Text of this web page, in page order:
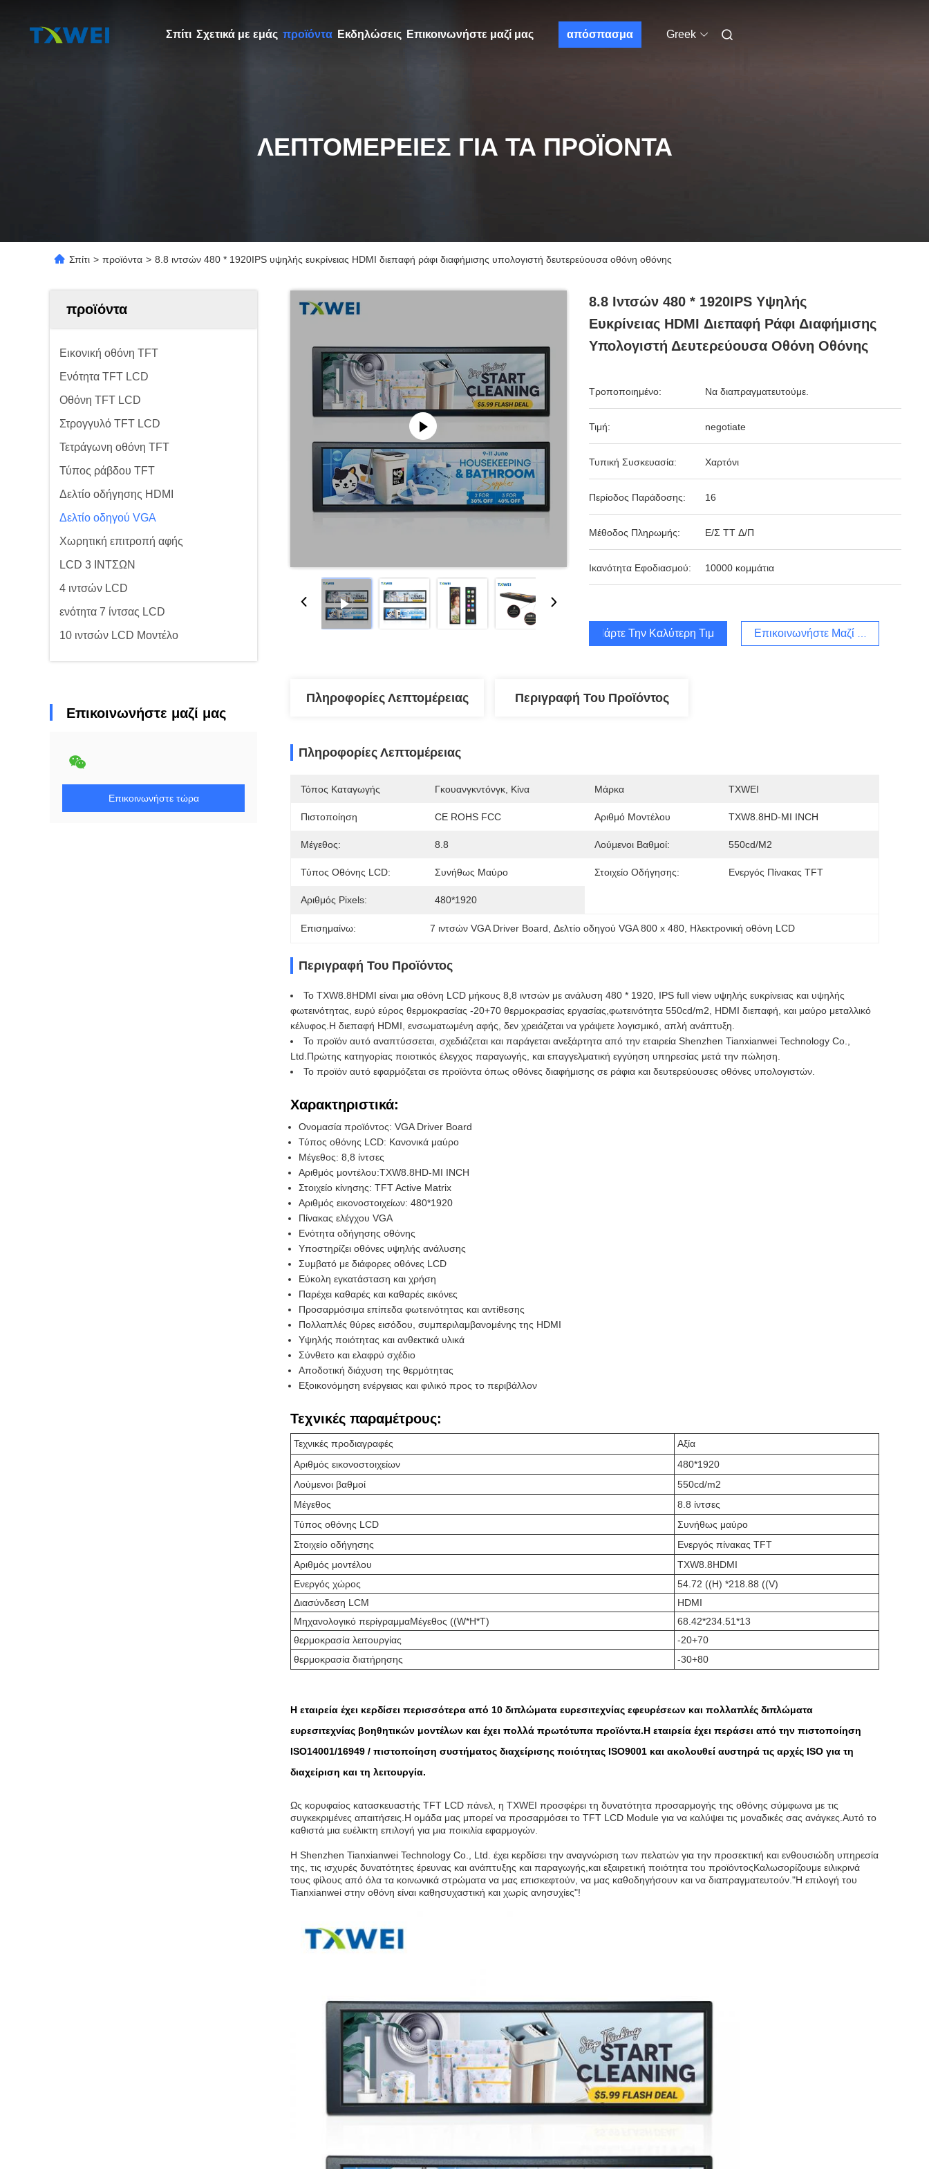
Σπίτι Σχετικά με εμάς προϊόντα Εκδηλώσεις Επικοινωνήστε μαζί μας απόσπασμα Greek
ΛΕΠΤΟΜΈΡΕΙΕΣ ΓΙΑ ΤΑ ΠΡΟΪΌΝΤΑ
Σπίτι > προϊόντα > 8.8 ιντσών 480 * 1920IPS υψηλής ευκρίνειας HDMI διεπαφή ράφι διαφήμισης υπολογιστή δευτερεύουσα οθόνη οθόνης
προϊόντα
Εικονική οθόνη TFT
Ενότητα TFT LCD
Οθόνη TFT LCD
Στρογγυλό TFT LCD
Τετράγωνη οθόνη TFT
Τύπος ράβδου TFT
Δελτίο οδήγησης HDMI
Δελτίο οδηγού VGA
Χωρητική επιτροπή αφής
LCD 3 ΙΝΤΣΩΝ
4 ιντσών LCD
ενότητα 7 ίντσας LCD
10 ιντσών LCD Μοντέλο
Επικοινωνήστε μαζί μας
Επικοινωνήστε τώρα
8.8 Ιντσών 480 * 1920IPS Υψηλής
Ευκρίνειας HDMI Διεπαφή Ράφι Διαφήμισης
Υπολογιστή Δευτερεύουσα Οθόνη Οθόνης
Τροποποιημένο: Να διαπραγματευτούμε.
Τιμή: negotiate
Τυπική Συσκευασία: Χαρτόνι
Περίοδος Παράδοσης: 16
Μέθοδος Πληρωμής: Ε/Σ TT Δ/Π
Ικανότητα Εφοδιασμού: 10000 κομμάτια
Πάρτε Την Καλύτερη Τιμή Επικοινωνήστε Μαζί Μας
Πληροφορίες Λεπτομέρειας Περιγραφή Του Προϊόντος
Πληροφορίες Λεπτομέρειας
Τόπος Καταγωγής Γκουανγκντόνγκ, Κίνα Μάρκα TXWEI
Πιστοποίηση CE ROHS FCC Αριθμό Μοντέλου TXW8.8HD-MI INCH
Μέγεθος: 8.8 Λούμενοι Βαθμοί: 550cd/m2
Τύπος Οθόνης LCD: Συνήθως Μαύρο Στοιχείο Οδήγησης: Ενεργός Πίνακας TFT
Αριθμός Pixels: 480*1920
Επισημαίνω: 7 ιντσών VGA Driver Board , Δελτίο οδηγού VGA 800 x 480 Ηλεκτρονική οθόνη LCD
Περιγραφή Του Προϊόντος
Το TXW8.8HDMI είναι μια οθόνη LCD μήκους 8,8 ιντσών με ανάλυση 480 * 1920, IPS full view υψηλής ευκρίνειας και υψηλής
φωτεινότητας, ευρύ εύρος θερμοκρασίας -20+70 θερμοκρασίας εργασίας,φωτεινότητα 550cd/m2, HDMI διεπαφή, και μαύρο μεταλλικό
κέλυφος. Η διεπαφή HDMI, ενσωματωμένη αφής, δεν χρειάζεται να γράψετε λογισμικό, απλή ανάπτυξη.
Το προϊόν αυτό αναπτύσσεται, σχεδιάζεται και παράγεται ανεξάρτητα από την εταιρεία Shenzhen Tianxianwei Technology Co.,
Ltd.Πρώτης κατηγορίας ποιοτικός έλεγχος παραγωγής, και επαγγελματική εγγύηση υπηρεσίας μετά την πώληση.
Το προϊόν αυτό εφαρμόζεται σε προϊόντα όπως οθόνες διαφήμισης σε ράφια και δευτερεύουσες οθόνες υπολογιστών.
Χαρακτηριστικά:
Ονομασία προϊόντος: VGA Driver Board
Τύπος οθόνης LCD: Κανονικά μαύρο
Μέγεθος: 8,8 ίντσες
Αριθμός μοντέλου:TXW8.8HD-MI INCH
Στοιχείο κίνησης: TFT Active Matrix
Αριθμός εικονοστοιχείων: 480*1920
Πίνακας ελέγχου VGA
Ενότητα οδήγησης οθόνης
Υποστηρίζει οθόνες υψηλής ανάλυσης
Συμβατό με διάφορες οθόνες LCD
Εύκολη εγκατάσταση και χρήση
Παρέχει καθαρές και καθαρές εικόνες
Προσαρμόσιμα επίπεδα φωτεινότητας και αντίθεσης
Πολλαπλές θύρες εισόδου, συμπεριλαμβανομένης της HDMI
Υψηλής ποιότητας και ανθεκτικά υλικά
Σύνθετο και ελαφρύ σχέδιο
Αποδοτική διάχυση της θερμότητας
Εξοικονόμηση ενέργειας και φιλικό προς το περιβάλλον
Τεχνικές παραμέτρους:
Τεχνικές προδιαγραφές
Αξία
Αριθμός εικονοστοιχείων
480*1920
Λούμενοι βαθμοί
550cd/m2
Μέγεθος
8.8 ίντσες
Τύπος οθόνης LCD
Συνήθως μαύρο
Στοιχείο οδήγησης
Ενεργός πίνακας TFT
Αριθμός μοντέλου
TXW8.8HDMI
Ενεργός χώρος
54.72 ((H) *218.88 ((V)
Διασύνδεση LCM
HDMI
Μηχανολογικό περίγραμμαΜέγεθος ((W*H*T)
68.42*234.51*13
θερμοκρασία λειτουργίας
-20+70
θερμοκρασία διατήρησης
-30+80
Η εταιρεία έχει κερδίσει περισσότερα από 10 διπλώματα ευρεσιτεχνίας εφευρέσεων και πολλαπλές διπλώματα
ευρεσιτεχνίας βοηθητικών μοντέλων και έχει πολλά πρωτότυπα προϊόντα.Η εταιρεία έχει περάσει από την πιστοποίηση
ISO14001/16949 / πιστοποίηση συστήματος διαχείρισης ποιότητας ISO9001 και ακολουθεί αυστηρά τις αρχές ISO για τη
διαχείριση και τη λειτουργία.
Ως κορυφαίος κατασκευαστής TFT LCD πάνελ, η TXWEI προσφέρει τη δυνατότητα προσαρμογής της οθόνης σύμφωνα με τις
συγκεκριμένες απαιτήσεις.Η ομάδα μας μπορεί να προσαρμόσει το TFT LCD Module για να καλύψει τις μοναδικές σας ανάγκες.Αυτό το
καθιστά μια ευέλικτη επιλογή για μια ποικιλία εφαρμογών.
Η Shenzhen Tianxianwei Technology Co., Ltd. έχει κερδίσει την αναγνώριση των πελατών για την προσεκτική και ενθουσιώδη υπηρεσία
της, τις ισχυρές δυνατότητες έρευνας και ανάπτυξης και παραγωγής,και εξαιρετική ποιότητα του προϊόντοςΚαλωσορίζουμε ειλικρινά
τους φίλους από όλα τα κοινωνικά στρώματα να μας επισκεφτούν, να μας καθοδηγήσουν και να διαπραγματευτούν."Η επιλογή του
Tianxianwei στην οθόνη είναι καθησυχαστική και χωρίς ανησυχίες"!